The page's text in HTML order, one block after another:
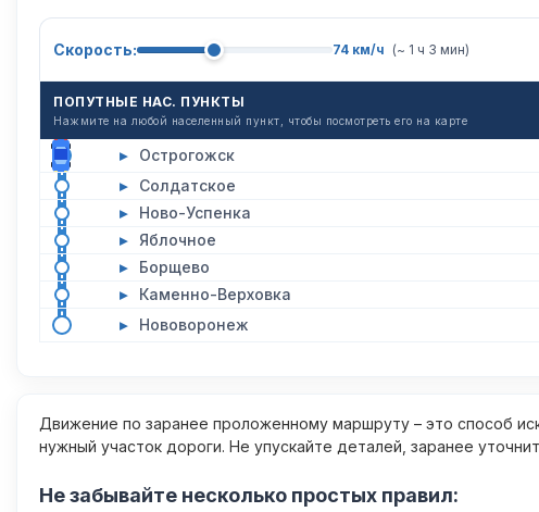
Скорость: 74 км/ч (~ 1 ч 3 мин)
ПОПУТНЫЕ НАС. ПУНКТЫ
Нажмите на любой населенный пункт, чтобы посмотреть его на карте
▸ Острогожск
▸ Солдатское
▸ Ново-Успенка
▸ Яблочное
▸ Борщево
▸ Каменно-Верховка
▸ Нововоронеж
Движение по заранее проложенному маршруту – это способ
нужный участок дороги. Не упускайте деталей, заранее
Не забывайте несколько простых правил: